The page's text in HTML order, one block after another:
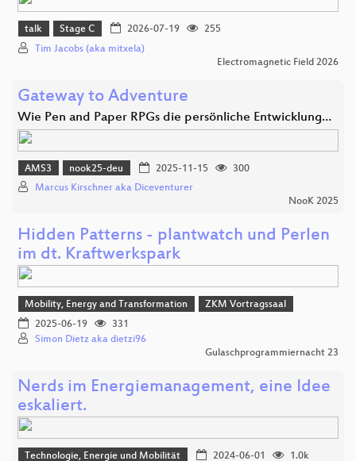
talk Stage C 2026-07-19
255
Tim Jacobs (aka mitxela)
Electromagnetic Field 2026
Gateway to Adventure
Wie Pen and Paper RPGs die persönliche Entwicklung…
AMS3 nook25-deu 2025-11-15
300
Marcus Kirschner aka Diceventurer
NooK 2025
Hidden Patterns - plantwatch und Perlen
im dt. Kraftwerkspark
Mobility, Energy and Transformation
ZKM Vortragssaal
2025-06-19
331
Simon Dietz aka dietzi96
Gulaschprogrammiernacht 23
Nerds im Energiemanagement, eine Idee
eskaliert.
Technologie, Energie und Mobilität 2024-06-01
1.0k